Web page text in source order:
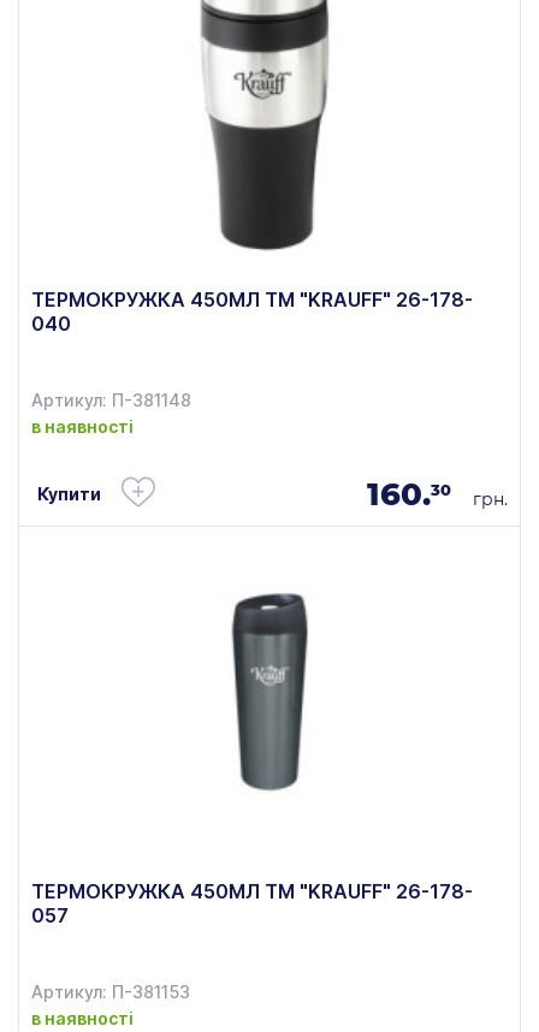
ТЕРМОКРУЖКА 450МЛ TM "KRAUFF" 26-178-
040
Артикул: П-381148
в наявності
Купити 160.30 грн.
ТЕРМОКРУЖКА 450МЛ TM "KRAUFF" 26-178-
057
Артикул: П-381153
в наявності